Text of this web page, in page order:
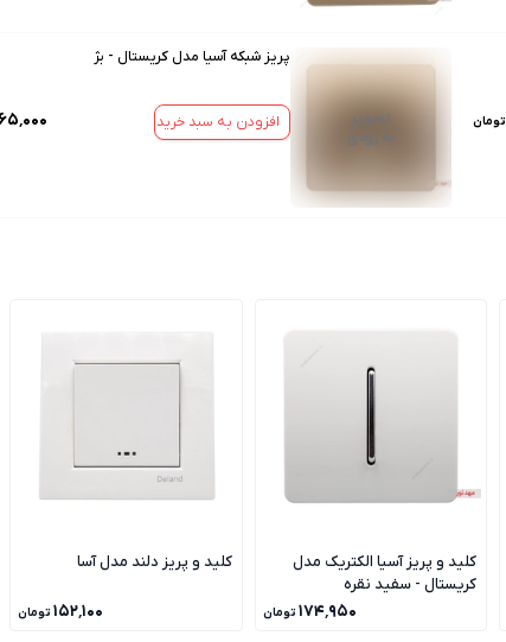
تومان
تصویر
به زودی
پریز شبکه آسیا مدل کریستال - بژ
افزودن به سبد خرید
کلید و پریز آسیا الکتریک مدل
کریستال - سفید نقره
۱۷۴٬۹۵۰ تومان
کلید و پریز دلند مدل آسا
۱۵۲٬۱۰۰ تومان